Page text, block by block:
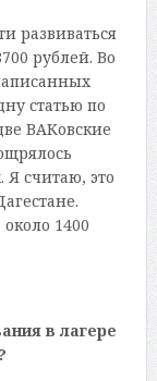
развиваться
рублей. Во
статью по
ВАКовские
Я считаю, это
1400
в лагере